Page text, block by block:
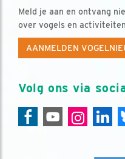
Meld je aan en ontvang
over vogels en
AANMELDEN
Volg ons via